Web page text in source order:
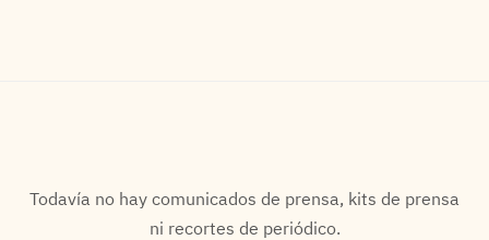
Todavía no hay comunicados de prensa, kits de prensa
ni recortes de periódico.